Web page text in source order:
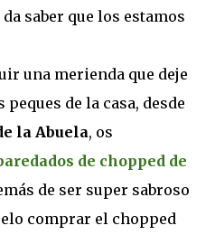
saber que los estamos
una merienda que deje
de la casa, desde
la Abuela, os
de chopped de
de ser super sabroso
comprar el chopped